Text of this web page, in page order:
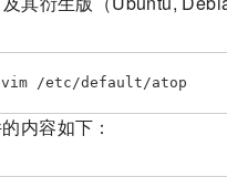
vim /etc/default/atop
内容如下：